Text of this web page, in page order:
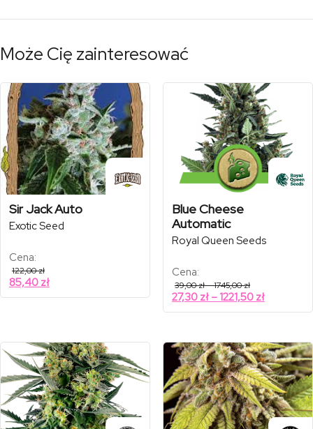
Może Cię zainteresować
Sir Jack Auto
Exotic Seed
Cena:
122,00zł
85,40 zł
Blue Cheese
Automatic
Royal Queen Seeds
Cena:
39,00zł–1745,00złZakres
cen:
od
39,00 zł
27,30 zł – 1221,50 złZakres
cen:
do
1221,50 zł